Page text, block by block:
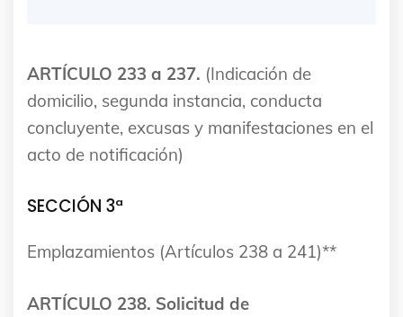
ARTÍCULO 233 a 237. (Indicación de
domicilio, segunda instancia, conducta
concluyente, excusas y manifestaciones en el
acto de notificación)
SECCIÓN 3ª
Emplazamientos (Artículos 238 a 241)**
ARTÍCULO 238. Solicitud de